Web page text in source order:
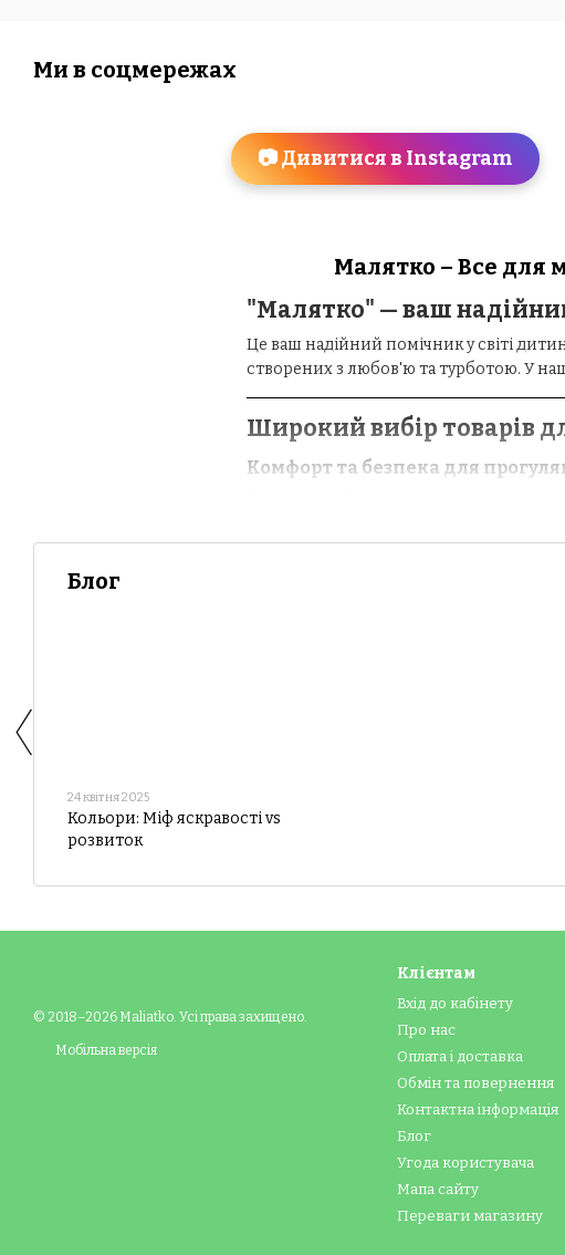
Ми в соцмережах
📷 Дивитися в Instagram
Малятко – Все для
"Малятко" — ваш
Це ваш надійний помічник у світі
створених з любов'ю та турботою. У
Широкий вибір товарів
Комфорт та безпека для
автокрісло, яке відповідає найвищим
Блог
24 квітня 2025
Кольори: Міф яскравості vs
розвиток
© 2018–2026 Maliatko. Усі права захищено.
Мобільна версія
Клієнтам
Вхід до кабінету
Про нас
Оплата і доставка
Обмін та повернення
Контактна інформація
Блог
Угода користувача
Мапа сайту
Переваги магазину